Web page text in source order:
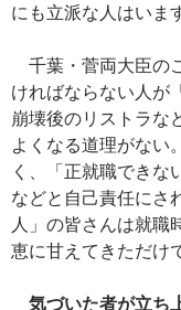
にも立派な人はいま
千葉・菅両大臣の
ければならない人が
崩壊後のリストラな
よくなる道理がない
く、「正就職できな
などと自己責任にさ
人」の皆さんは就職
恵に甘えてきただけ
気づいた者が立ち